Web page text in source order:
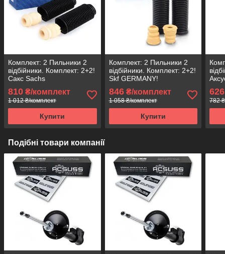
Комплект: 2 Пильники 2
відбійники. Комплект: 2+2!
Сакс Sachs
810 ₴/комплект
1 012 ₴/комплект
Купити
Комплект: 2 Пильники 2
відбійники. Комплект: 2+2!
Skf GERMANY!
846₴/комплект
1 058 ₴/комплект
Купити
626
782
Подібні товари компанії